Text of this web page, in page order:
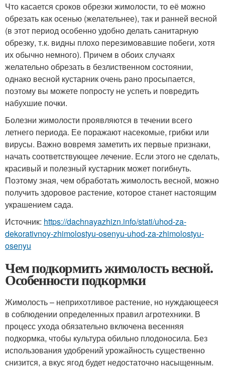
Что касается сроков обрезки жимолости, то её можно
обрезать как осенью (желательнее), так и ранней весной
(в этот период особенно удобно делать санитарную
обрезку, т.к. видны плохо перезимовавшие побеги, хотя
их обычно немного). Причем в обоих случаях
желательно обрезать в безлиственном состоянии,
однако весной кустарник очень рано просыпается,
поэтому вы можете попросту не успеть и повредить
набухшие почки.
Болезни жимолости проявляются в течении всего
летнего периода. Ее поражают насекомые, грибки или
вирусы. Важно вовремя заметить их первые признаки,
начать соответствующее лечение. Если этого не сделать,
красивый и полезный кустарник может погибнуть.
Поэтому зная, чем обработать жимолость весной, можно
получить здоровое растение, которое станет настоящим
украшением сада.
Источник: https://dachnayazhizn.info/stati/uhod-za-
dekorativnoy-zhimolostyu-osenyu-uhod-za-zhimolostyu-
osenyu
Чем подкормить жимолость весной.
Особенности подкормки
Жимолость – неприхотливое растение, но нуждающееся
в соблюдении определенных правил агротехники. В
процесс ухода обязательно включена весенняя
подкормка, чтобы культура обильно плодоносила. Без
использования удобрений урожайность существенно
снизится, а вкус ягод будет недостаточно насыщенным.